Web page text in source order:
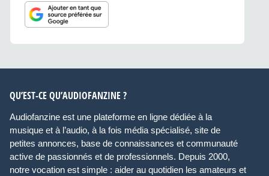
QU’EST-CE QU’AUDIOFANZINE ?
Audiofanzine est une plateforme en ligne dédiée à la
musique et à l’audio, à la fois média spécialisé, site de
petites annonces, base de connaissances et communauté
active de passionnés et de professionnels. Depuis 2000,
notre vocation est simple : aider au quotidien les amateurs et